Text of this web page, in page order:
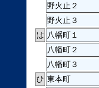
野火止２
野火止３
は 八幡町１
八幡町２
八幡町３
ひ 東本町